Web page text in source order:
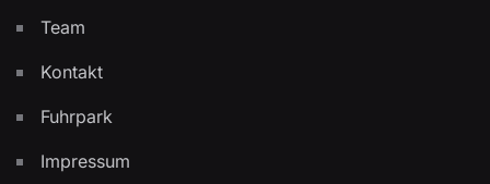
Team
Kontakt
Fuhrpark
Impressum